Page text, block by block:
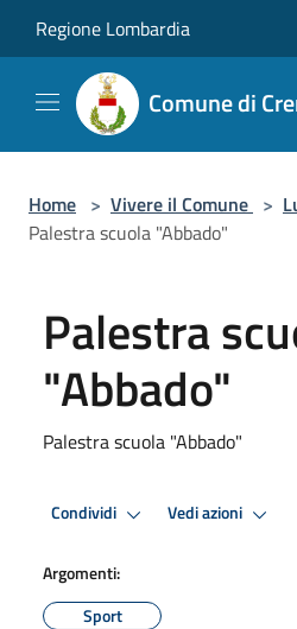
Regione Lombardia
Comune di
Home > Vivere il Comune >
Palestra scuola "Abbado"
Palestra
"Abbado"
Palestra scuola "Abbado"
Condividi Vedi azioni
Argomenti:
Sport